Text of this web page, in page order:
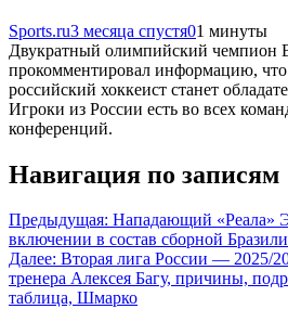
Sports.ru3 месяца спустя01 минуты
Двукратный олимпийский чемпион
прокомментировал информацию,
российский хоккеист станет
Игроки из России есть во всех
конференций.
Навигация по записям
Предыдущая: Нападающий «Реала»
включении в состав сборной
Далее: Вторая лига России — 2025/
тренера Алексея Багу, причины,
таблица, Шмарко